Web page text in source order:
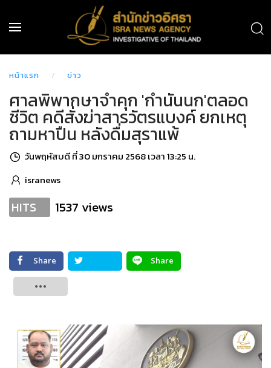
หน้าแรก ข่าว
ศาลพิพากษาจำคุก 'กำนันนก'ตลอด
ชีวิต คดีสั่งฆ่าสารวัตรแบงค์ ยกเหตุ
ถามหาปืน หลังดื่มสุราแพ้
วันพฤหัสบดี ที่ 30 มกราคม 2568 เวลา 13:25 น.
isranews
HITS 1537 views
Share
Share